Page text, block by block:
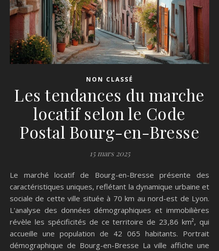
NON CLASSÉ
Les tendances du marche
locatif selon le Code
Postal Bourg-en-Bresse
15 mars 2025
Le marché locatif de Bourg-en-Bresse présente des
caractéristiques uniques, reflétant la dynamique urbaine et
sociale de cette ville située à 70 km au nord-est de Lyon.
L'analyse des données démographiques et immobilières
révèle les spécificités de ce territoire de 23,86 km², qui
accueille une population de 42 065 habitants. Portrait
démographique de Bourg-en-Bresse La ville affiche une